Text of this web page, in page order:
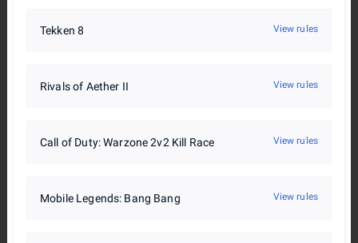
Tekken 8 View rules
Rivals of Aether II View rules
Call of Duty: Warzone 2v2 Kill Race View rules
Mobile Legends: Bang Bang View rules